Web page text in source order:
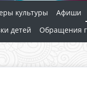
культуры Афиши
детей
Обращения